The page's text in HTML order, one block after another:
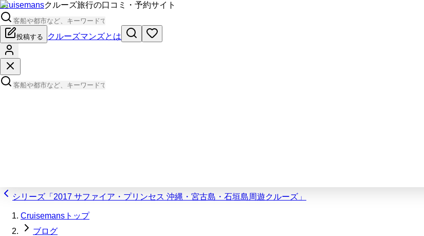
Cruisemansクルーズ旅行の口コミ・予約サイト
投稿する クルーズマンズとは
シリーズ「2017 サファイア・プリンセス 沖縄・宮古島・石垣島周遊クルーズ」
Cruisemansトップ
ブログ